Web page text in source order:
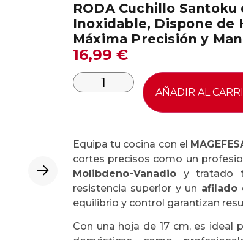
RODA Cuchillo
Inoxidable, Dispone de
Máxima Precisión y
16,99 €
AÑADIR AL
Equipa tu cocina con el
cortes precisos como un
Molibdeno-Vanadio y tratado
resistencia superior y un afilado
equilibrio y control garantizan
Con una hoja de 17 cm, es ideal